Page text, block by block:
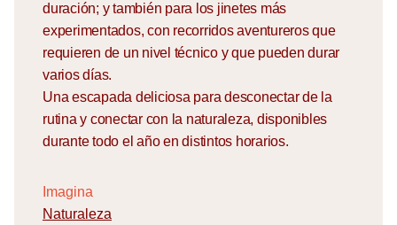
duración; y también para los jinetes más
experimentados, con recorridos aventureros que
requieren de un nivel técnico y que pueden durar
varios días.
Una escapada deliciosa para desconectar de la
rutina y conectar con la naturaleza, disponibles
durante todo el año en distintos horarios.
Imagina
Naturaleza